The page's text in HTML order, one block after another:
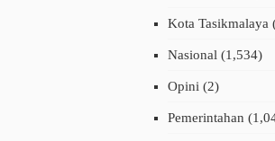
Kota Tasikmalaya
Nasional (1,534)
Opini (2)
Pemerintahan